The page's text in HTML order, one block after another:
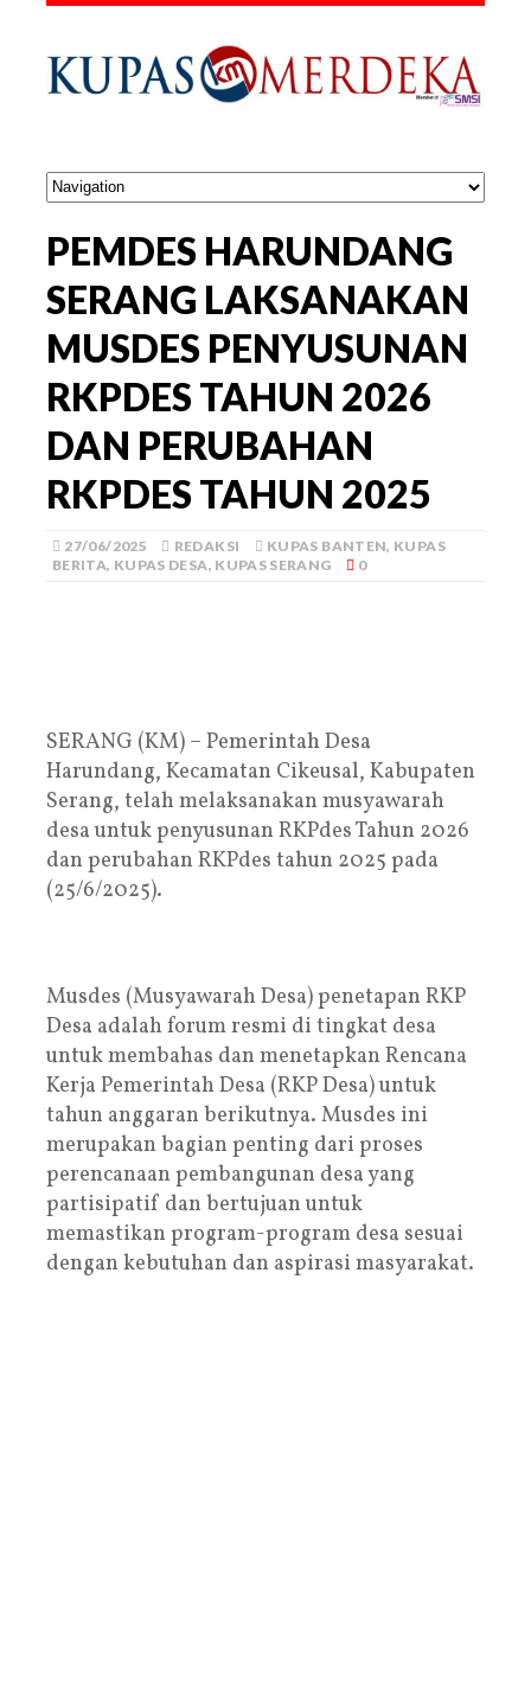
PEMDES HARUNDANG
SERANG LAKSANAKAN
MUSDES PENYUSUNAN
RKPDES TAHUN 2026
DAN PERUBAHAN
RKPDES TAHUN 2025
27/06/2025 REDAKSI KUPAS BANTEN, KUPAS
BERITA, KUPAS DESA, KUPAS SERANG 0
SERANG (KM) – Pemerintah Desa
Harundang, Kecamatan Cikeusal, Kabupaten
Serang, telah melaksanakan musyawarah
desa untuk penyusunan RKPdes Tahun 2026
dan perubahan RKPdes tahun 2025 pada
(25/6/2025).
Musdes (Musyawarah Desa) penetapan RKP
Desa adalah forum resmi di tingkat desa
untuk membahas dan menetapkan Rencana
Kerja Pemerintah Desa (RKP Desa) untuk
tahun anggaran berikutnya. Musdes ini
merupakan bagian penting dari proses
perencanaan pembangunan desa yang
partisipatif dan bertujuan untuk
memastikan program-program desa sesuai
dengan kebutuhan dan aspirasi masyarakat.